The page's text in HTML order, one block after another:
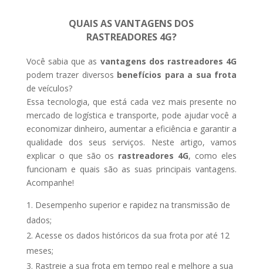
QUAIS AS VANTAGENS DOS
RASTREADORES 4G?
Você sabia que as vantagens dos rastreadores 4G
podem trazer diversos benefícios para a sua frota
de veículos?
Essa tecnologia, que está cada vez mais presente no
mercado de logística e transporte, pode ajudar você a
economizar dinheiro, aumentar a eficiência e garantir a
qualidade dos seus serviços. Neste artigo, vamos
explicar o que são os rastreadores 4G, como eles
funcionam e quais são as suas principais vantagens.
Acompanhe!
Desempenho superior e rapidez na transmissão de
dados;
Acesse os dados históricos da sua frota por até 12
meses;
Rastreie a sua frota em tempo real e melhore a sua